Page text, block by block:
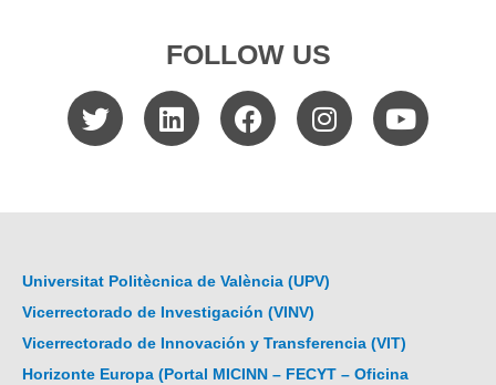
FOLLOW US
Universitat Politècnica de València (UPV)
Vicerrectorado de Investigación (VINV)
Vicerrectorado de Innovación y Transferencia (VIT)
Horizonte Europa (Portal MICINN – FECYT – Oficina